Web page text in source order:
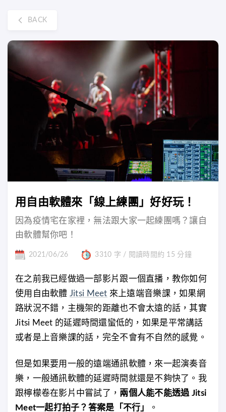
BACK
用自由軟體來「線上練團」好好玩！
因為疫情宅在家裡，無法跟大家一起練團嗎？讓自
由軟體幫你吧！
2021/06/26 3310 字 / 閱讀時間約 15 分鐘
在之前我已經做過一部影片跟一個直播，教你如何
使用自由軟體 Jitsi Meet 來上遠端音樂課，如果網
路狀況不錯，主機架的距離也不會太遠的話，其實
Jitsi Meet 的延遲時間還蠻低的，如果是平常講話
或者是上音樂課的話，完全不會有不自然的感覺。
但是如果要用一般的遠端通訊軟體，來一起演奏音
樂，一般通訊軟體的延遲時間就還是不夠快了。我
跟檸檬卷在影片中嘗試了， 兩個人能不能透過 Jitsi
Meet一起打拍子？答案是「不行」
。